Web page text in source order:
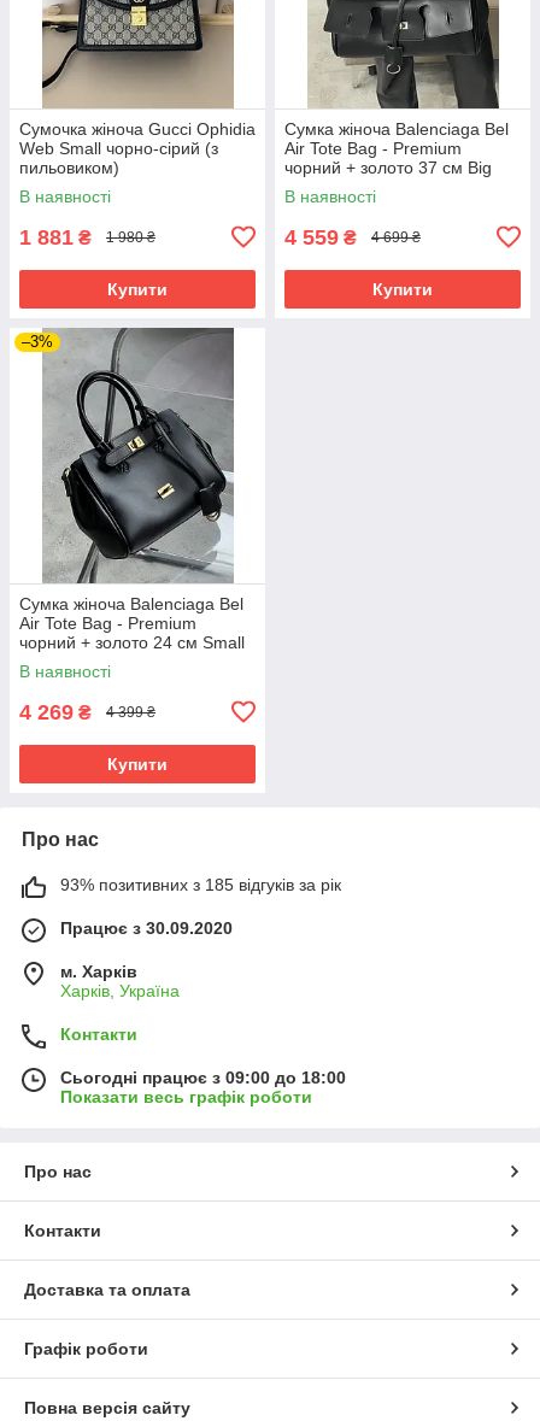
Сумочка жіноча Gucci Ophidia
Web Small чорно-сірий (з
пильовиком)
В наявності
1 881 ₴ 1 980 ₴
Купити
Сумка жіноча Balenciaga Bel
Air Tote Bag - Premium
чорний + золото 37 см Big
size
В наявності
4 559 ₴ 4 699 ₴
Купити
–3%
Сумка жіноча Balenciaga Bel
Air Tote Bag - Premium
чорний + золото 24 см Small
size
В наявності
4 269 ₴ 4 399 ₴
Купити
Про нас
93% позитивних з 185 відгуків за рік
Працює з 30.09.2020
м. Харків
Харків, Україна
Контакти
Сьогодні працює з 09:00 до 18:00
Показати весь графік роботи
Про нас
Контакти
Доставка та оплата
Графік роботи
Повна версія сайту